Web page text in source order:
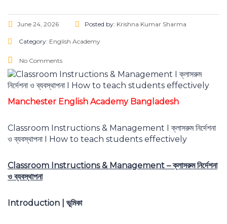
June 24, 2026 Posted by: Krishna Kumar Sharma
Category: English Academy
No Comments
Manchester English Academy Bangladesh
Classroom Instructions & Management I ক্লাসরুম নির্দেশনা
ও ব্যবস্থাপনা I How to teach students effectively
Classroom Instructions & Management –ক্লাসরুম নির্দেশনা
ও ব্যবস্থাপনা
Introduction | ভূমিকা